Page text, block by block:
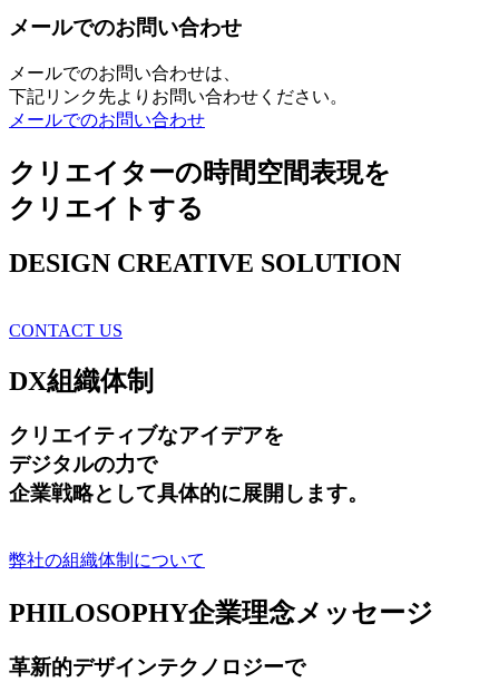
メールでのお問い合わせ
メールでのお問い合わせは、
下記リンク先よりお問い合わせください。
メールでのお問い合わせ
クリエイターの時間空間表現を
クリエイトする
DESIGN CREATIVE SOLUTION
CONTACT US
DX組織体制
クリエイティブなアイデアを
デジタルの力で
企業戦略として具体的に展開します。
弊社の組織体制について
PHILOSOPHY企業理念メッセージ
革新的デザインテクノロジーで